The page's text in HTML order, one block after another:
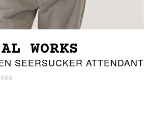
WORKS
SEERSUCKER ATTENDANT